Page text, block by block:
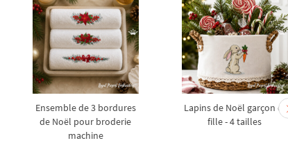
Ensemble de 3 bordures
de Noël pour broderie
machine
Lapins de Noël garçon et
fille - 4 tailles